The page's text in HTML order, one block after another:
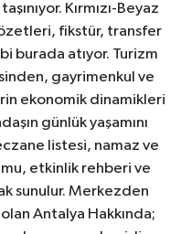
Kırmızı-Beyaz
fikstür, transfer
burada atıyor. Turizm
gayrimenkul ve
ekonomik dinamikleri
günlük yaşamını
listesi, namaz ve
etkinlik rehberi ve
sunulur. Merkezden
Antalya Hakkında;